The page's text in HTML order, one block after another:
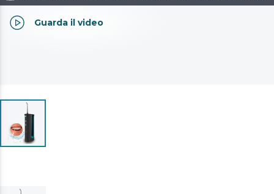
Guarda il video